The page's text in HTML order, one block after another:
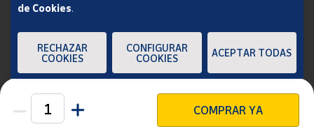
Unidades COMPRAR YA
SOCIEDAD ESTATAL CORREOS Y TELÉGRAFOS, S.A., S.M.E. Todos los derechos
de Cookies.
RECHAZAR
COOKIES
CONFIGURAR
COOKIES
ACEPTAR TODAS